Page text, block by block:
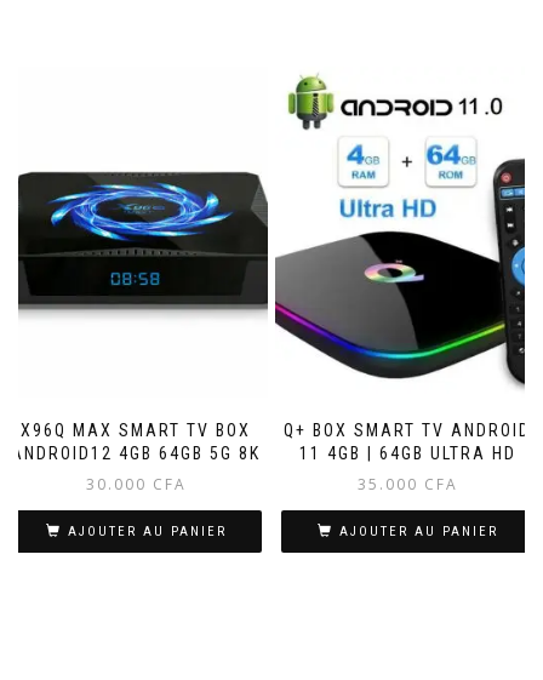
X96Q MAX SMART TV BOX
ANDROID12 4GB 64GB 5G 8K
30.000 CFA
AJOUTER AU PANIER
Q+ BOX SMART TV ANDROID
11 4GB | 64GB ULTRA HD
35.000 CFA
AJOUTER AU PANIER